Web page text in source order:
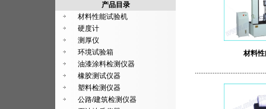
产品目录
材料性能试验机
硬度计
测厚仪
环境试验箱
油漆涂料检测仪器
橡胶测试仪器
塑料检测仪器
公路/建筑检测仪器
材料